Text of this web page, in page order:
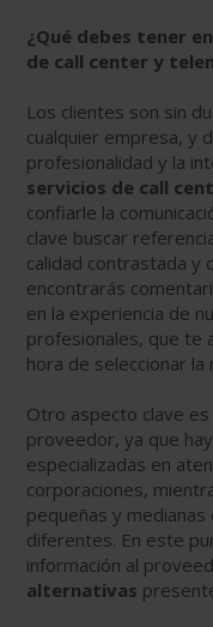
¿Qué debes tener
de call center y
Los clientes son sin
cualquier empresa, y
profesionalidad y la
servicios de call
confiarle la
clave buscar
calidad contrastada y
encontrarás
en la experiencia de
profesionales, que te
hora de seleccionar
Otro aspecto clave
proveedor, ya que
especializadas en
corporaciones,
pequeñas y
diferentes. En este
información al
alternativas